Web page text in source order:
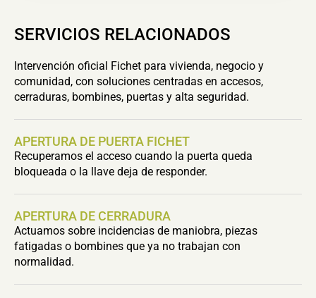
SERVICIOS RELACIONADOS
Intervención oficial Fichet para vivienda, negocio y
comunidad, con soluciones centradas en accesos,
cerraduras, bombines, puertas y alta seguridad.
APERTURA DE PUERTA FICHET
Recuperamos el acceso cuando la puerta queda
bloqueada o la llave deja de responder.
APERTURA DE CERRADURA
Actuamos sobre incidencias de maniobra, piezas
fatigadas o bombines que ya no trabajan con
normalidad.